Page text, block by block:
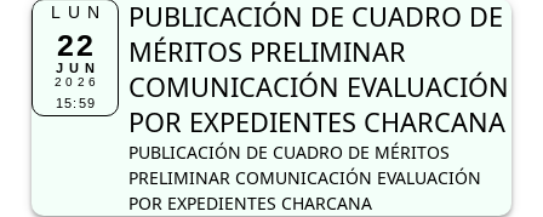
LUN
22
JUN
2026
15:59
PUBLICACIÓN DE CUADRO DE
MÉRITOS PRELIMINAR
COMUNICACIÓN EVALUACIÓN
POR EXPEDIENTES CHARCANA
PUBLICACIÓN DE CUADRO DE MÉRITOS
PRELIMINAR COMUNICACIÓN EVALUACIÓN
POR EXPEDIENTES CHARCANA